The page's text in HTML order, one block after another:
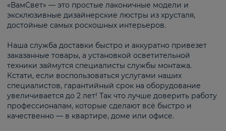
«ВамСвет» — это простые лаконичные модели и
эксклюзивные дизайнерские люстры из хрусталя,
достойные самых роскошных интерьеров.
Наша служба доставки быстро и аккуратно привезет
заказанные товары, а установкой осветительной
техники займутся специалисты службы монтажа.
Кстати, если воспользоваться услугами наших
специалистов, гарантийный срок на оборудование
увеличивается до 2 лет! Так что лучше доверить работу
профессионалам, которые сделают всё быстро и
качественно — в квартире, доме или офисе.